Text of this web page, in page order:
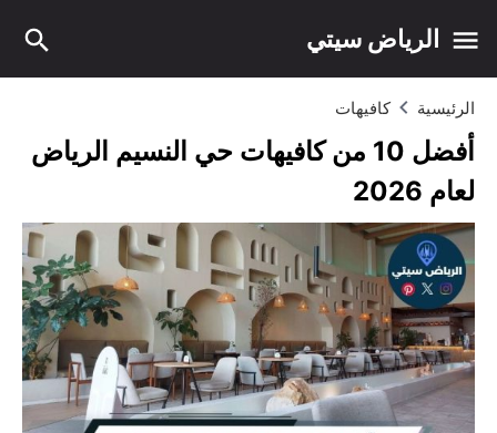
الرياض سيتي
الرئيسية كافيهات
أفضل 10 من كافيهات حي النسيم الرياض
لعام 2026